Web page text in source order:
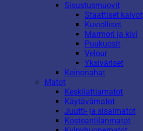
Sisustusmuovit
Staattiset kalvot
Kuviolliset
Marmori ja kivi
Puukuosit
Velour
Yksiväriset
Keinonahat
Matot
Keskilattiamatot
Käytävämatot
Juutti- ja sisalmatot
Kosteantilanmatot